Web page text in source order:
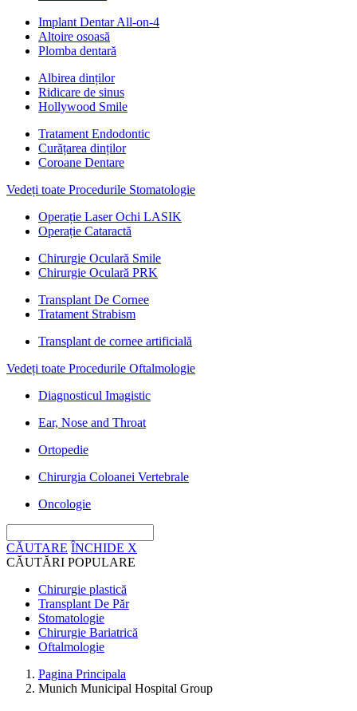
Implant Dentar All-on-4
Altoire osoasă
Plomba dentară
Albirea dinților
Ridicare de sinus
Hollywood Smile
Tratament Endodontic
Curățarea dinților
Coroane Dentare
Vedeți toate Procedurile Stomatologie
Operație Laser Ochi LASIK
Operație Cataractă
Chirurgie Oculară Smile
Chirurgie Oculară PRK
Transplant De Cornee
Tratament Strabism
Transplant de cornee artificială
Vedeți toate Procedurile Oftalmologie
Diagnosticul Imagistic
Ear, Nose and Throat
Ortopedie
Chirurgia Coloanei Vertebrale
Oncologie
CĂUTARE ÎNCHIDE X
CĂUTĂRI POPULARE
Chirurgie plastică
Transplant De Păr
Stomatologie
Chirurgie Bariatrică
Oftalmologie
Pagina Principala
Munich Municipal Hospital Group